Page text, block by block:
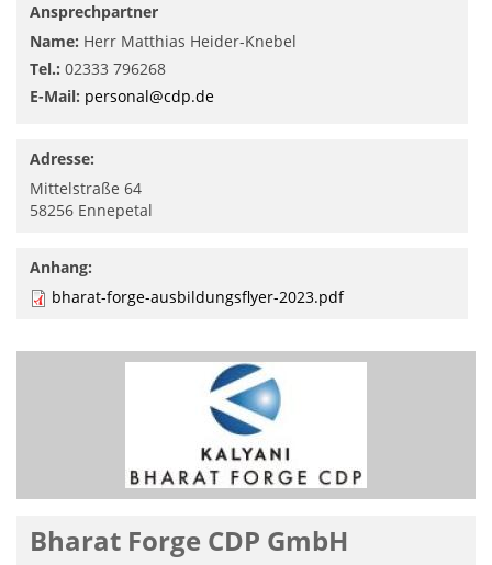
Ansprechpartner
Name: Herr Matthias Heider-Knebel
Tel.: 02333 796268
E-Mail: personal@cdp.de
Adresse:
Mittelstraße 64
58256 Ennepetal
Anhang:
bharat-forge-ausbildungsflyer-2023.pdf
Bharat Forge CDP GmbH